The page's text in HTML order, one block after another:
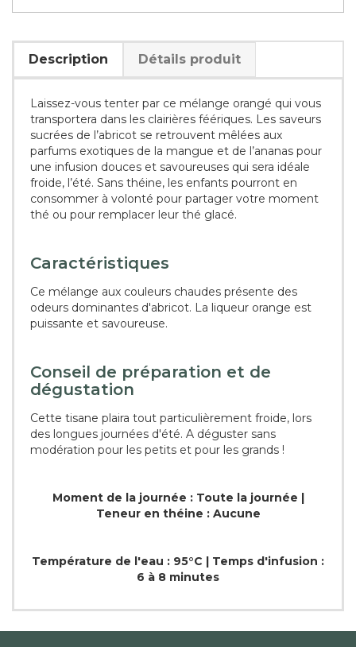
Description Détails produit
Laissez-vous tenter par ce mélange orangé qui vous
transportera dans les clairières féériques. Les saveurs
sucrées de l’abricot se retrouvent mêlées aux
parfums exotiques de la mangue et de l’ananas pour
une infusion douces et savoureuses qui sera idéale
froide, l’été. Sans théine, les enfants pourront en
consommer à volonté pour partager votre moment
thé ou pour remplacer leur thé glacé.
Caractéristiques
Ce mélange aux couleurs chaudes présente des
odeurs dominantes d'abricot. La liqueur orange est
puissante et savoureuse.
Conseil de préparation et de
dégustation
Cette tisane plaira tout particulièrement froide, lors
des longues journées d'été. A déguster sans
modération pour les petits et pour les grands !
Moment de la journée : Toute la journée |
Teneur en théine : Aucune
Température de l'eau : 95°C | Temps d'infusion :
6 à 8 minutes